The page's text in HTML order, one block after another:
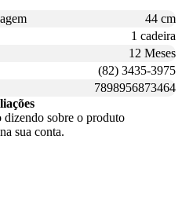
44 cm
1 cadeira
12 Meses
(82) 3435-3975
7898956873464
dizendo sobre o produto
sua conta.